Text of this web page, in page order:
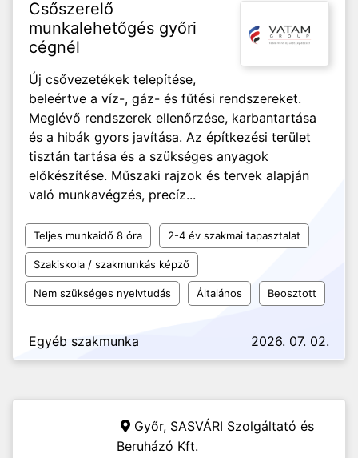
Csőszerelő
munkalehetőgés győri
cégnél
Új csővezetékek telepítése,
beleértve a víz-, gáz- és fűtési rendszereket.
Meglévő rendszerek ellenőrzése, karbantartása
és a hibák gyors javítása. Az építkezési terület
tisztán tartása és a szükséges anyagok
előkészítése. Műszaki rajzok és tervek alapján
való munkavégzés, precíz...
Teljes munkaidő 8 óra 2-4 év szakmai tapasztalat
Szakiskola / szakmunkás képző
Nem szükséges nyelvtudás Általános Beosztott
Egyéb szakmunka 2026. 07. 02.
Győr, SASVÁRI Szolgáltató és
Beruházó Kft.